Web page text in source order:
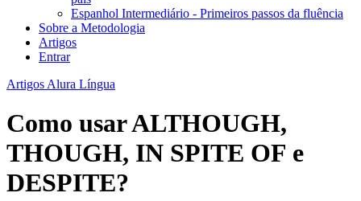
Espanhol Intermediário - Primeiros passos da fluência
Sobre a Metodologia
Artigos
Entrar
Artigos Alura Língua
Como usar ALTHOUGH,
THOUGH, IN SPITE OF e
DESPITE?